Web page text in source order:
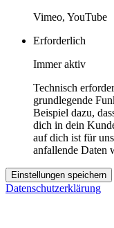
Vimeo, YouTube
Erforderlich
Immer aktiv
Technisch
grundlegende
Beispiel dazu,
dich in dein
auf dich ist für
anfallende Daten
Einstellungen speichern
Datenschutzerklärung